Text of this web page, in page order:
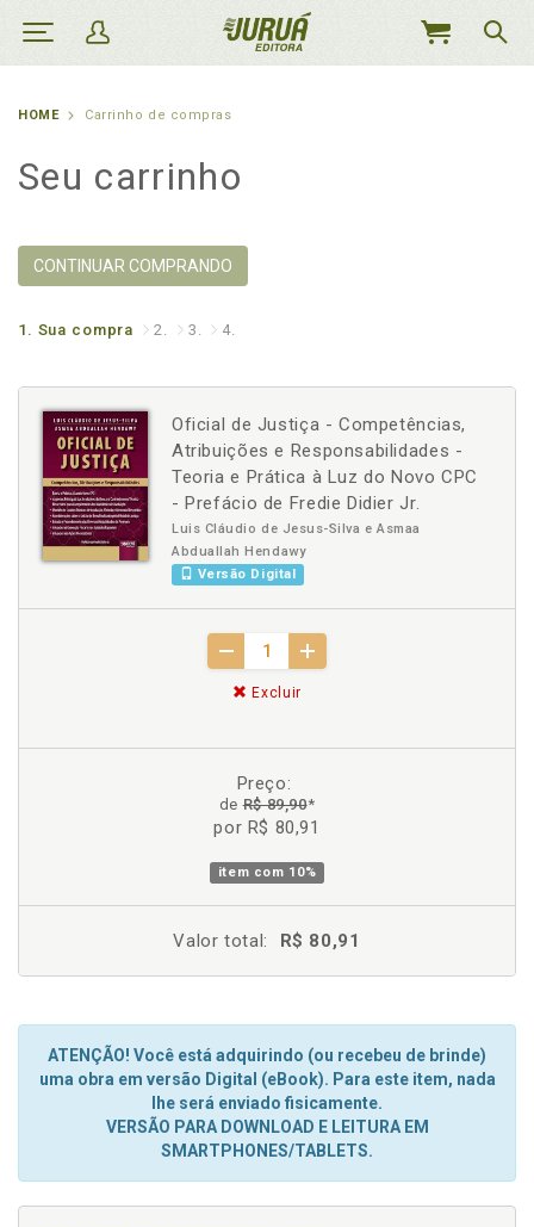
MEU
HOME Carrinho de compras
Seu carrinho
CONTINUAR COMPRANDO
1. Sua compra 2. 3. 4.
Oficial de Justiça - Competências,
Atribuições e Responsabilidades -
Teoria e Prática à Luz do Novo CPC
- Prefácio de Fredie Didier Jr.
Luis Cláudio de Jesus-Silva e Asmaa
Abduallah Hendawy
Versão Digital
Excluir
Preço:
deR$ 89,90*
por R$ 80,91
item com 10%
Valor total: R$ 80,91
ATENÇÃO! Você está adquirindo (ou recebeu de brinde)
uma obra em versão Digital (eBook). Para este item, nada
lhe será enviado fisicamente.
VERSÃO PARA DOWNLOAD E LEITURA EM
SMARTPHONES/TABLETS.